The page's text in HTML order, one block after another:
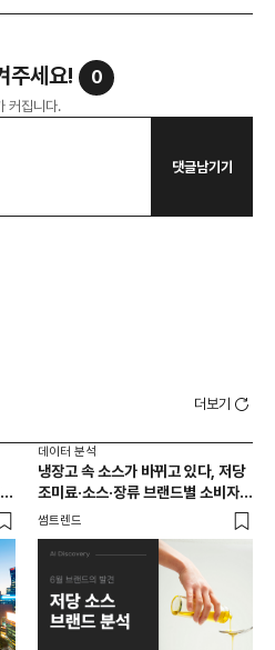
주세요! 0
커집니다.
댓글남기기
더보기
데이터 분석
냉장고 속 소스가 바뀌고 있다, 저당
조미료·소스·장류 브랜드별 소비자
반응 분석
썸트렌드